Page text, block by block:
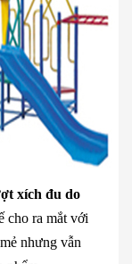
xích đu do
cho ra mắt với
nhưng vẫn